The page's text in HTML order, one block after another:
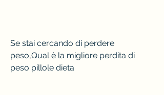
Se stai cercando di perdere
peso,Qual è la migliore perdita di
peso pillole dieta